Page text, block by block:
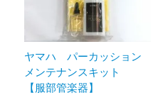
ヤマハ パーカッション
メンテナンスキット
【服部管楽器】